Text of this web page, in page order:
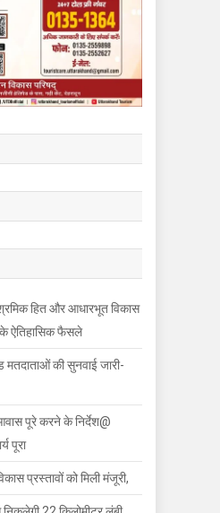
हित और आधारभूत विकास
के ऐतिहासिक फैसले
की सुनवाई जारी-
पूरे करने के निर्देश@
पूरा
प्रस्तावों को मिली मंजूरी,